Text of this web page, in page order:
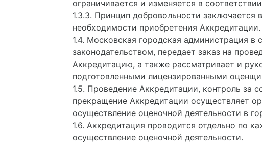
ограничивается и изменяется в
1.3.3. Принцип добровольности
необходимости приобретения Аккредитации.
1.4. Московская городская администрация в
законодательством, передает заказ на
Аккредитацию, а также рассматривает и
подготовленными лицензированными
1.5. Проведение Аккредитации, контроль за
прекращение Аккредитации осуществляет
осуществление оценочной деятельности в
1.6. Аккредитация проводится отдельно по
осуществление оценочной деятельности.